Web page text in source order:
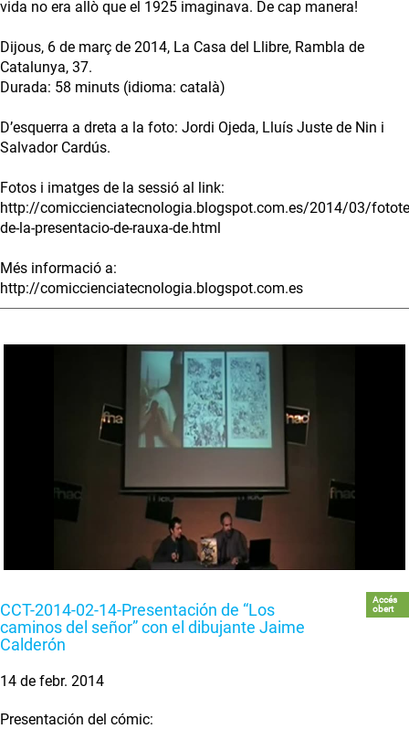
vida no era allò que el 1925 imaginava. De cap manera!
Dijous, 6 de març de 2014, La Casa del Llibre, Rambla de
Catalunya, 37.
Durada: 58 minuts (idioma: català)
D’esquerra a dreta a la foto: Jordi Ojeda, Lluís Juste de Nin i
Salvador Cardús.
Fotos i imatges de la sessió al link:
http://comiccienciatecnologia.blogspot.com.es/2014/03/
de-la-presentacio-de-rauxa-de.html
Més informació a:
http://comiccienciatecnologia.blogspot.com.es
CCT-2014-02-14-Presentación de “Los
caminos del señor” con el dibujante Jaime
Calderón
Accés
obert
14 de febr. 2014
Presentación del cómic: